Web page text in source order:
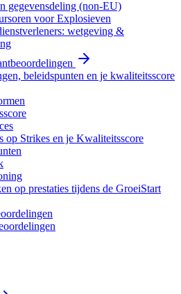
gegevensdeling (non-EU)
voor Explosieven
wetgeving &
beleidspunten en je kwaliteitsscore
op Strikes en je Kwaliteitsscore
op prestaties tijdens de GroeiStart